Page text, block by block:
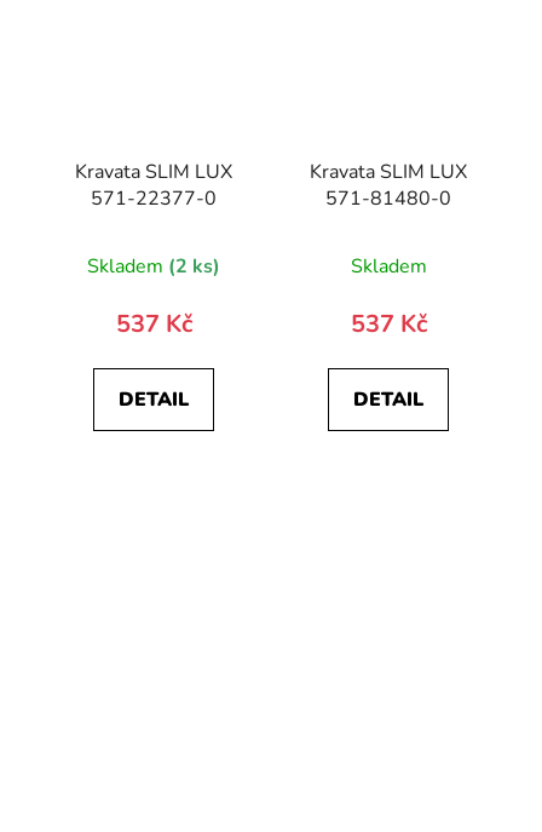
Kravata SLIM LUX
571-22377-0
Skladem (2 ks)
537 Kč
DETAIL
Kravata SLIM LUX
571-81480-0
Skladem
537 Kč
DETAIL